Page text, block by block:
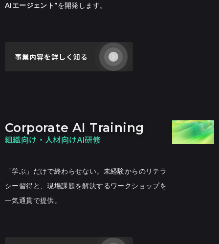
AIエージェント”を開発します。
事業内容を詳しく知る
Corporate AI Training
組織向け‧⼈材向けAI研修
「学ぶ」だけで終わらせない。未経験からのリテラ
シー習得と、現場課題を解決するワークショップを
⼀気通貫で提供。